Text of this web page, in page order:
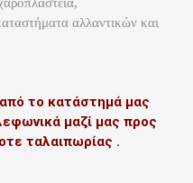
αλλαντικών και
το κατάστημά μας
μαζί μας προς
ταλαιπωρίας .